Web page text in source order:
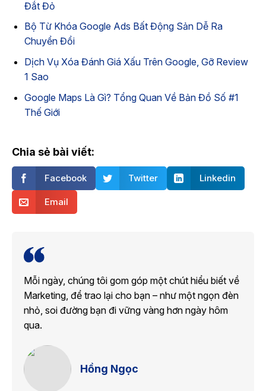
Đắt Đỏ
Bộ Từ Khóa Google Ads Bất Động Sản Dễ Ra
Chuyển Đổi
Dịch Vụ Xóa Đánh Giá Xấu Trên Google, Gỡ Review
1 Sao
Google Maps Là Gì? Tổng Quan Về Bản Đồ Số #1
Thế Giới
Chia sẻ bài viết:
Facebook Twitter Linkedin
Email
Mỗi ngày, chúng tôi gom góp một chút hiểu biết về
Marketing, để trao lại cho bạn – như một ngọn đèn
nhỏ, soi đường bạn đi vững vàng hơn ngày hôm
qua.
Hồng Ngọc